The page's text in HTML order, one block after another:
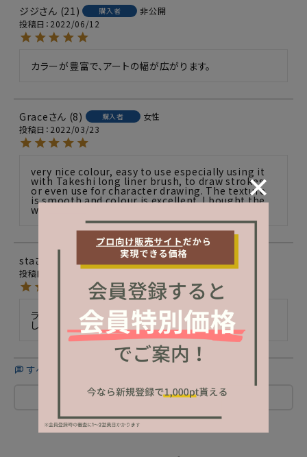
ジジ 21 購入者
非公開
投稿日
2022/06/12
カラーが豊富で、アートの幅が広がります。
Grace 8 購入者
女性
投稿日
2022/03/23
very nice colour, easy to use especially using it
with Takeshi long liner brush, to draw strokes
or even use for character drawing. The texture
is smooth and colour is excellent. I bought the
whole series of these new colours.
sta
非公開
投稿日
2022/03/18
ライナーのカラーが増え嬉しいです。ありがとうございま
した。
すべてのレビューを見る
レビューを書く